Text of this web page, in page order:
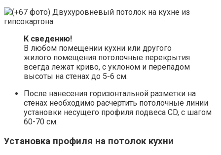
К сведению!
В любом помещении кухни или другого
жилого помещения потолочные перекрытия
всегда лежат криво, с уклоном и перепадом
высоты на стенах до 5-6 см.
После нанесения горизонтальной разметки на
стенах необходимо расчертить потолочные линии
установки несущего профиля подвеса CD, c шагом
60-70 см.
Установка профиля на потолок кухни